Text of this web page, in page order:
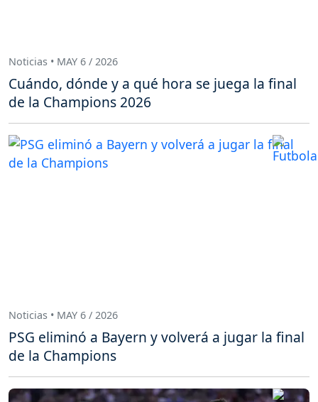
Noticias • MAY 6 / 2026
Cuándo, dónde y a qué hora se juega la final
de la Champions 2026
Noticias • MAY 6 / 2026
PSG eliminó a Bayern y volverá a jugar la final
de la Champions